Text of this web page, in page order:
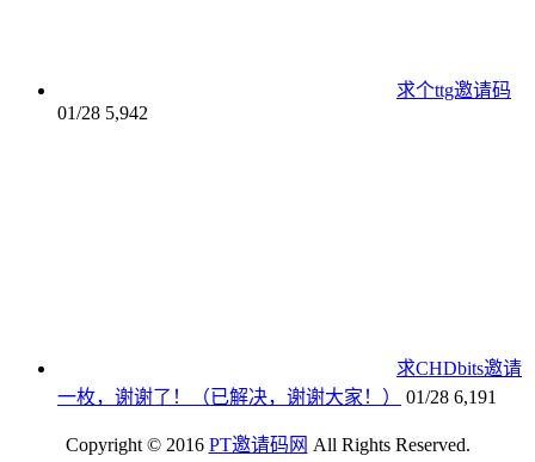
求个ttg邀请码
01/28 5,942
求CHDbits邀请
一枚，谢谢了！（已解决，谢谢大家！）
01/28 6,191
Copyright © 2016 PT邀请码网 All Rights Reserved.